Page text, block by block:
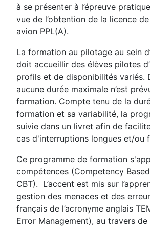
à se présenter à l’épreuve
vue de l’obtention de la licence
avion PPL(A).
La formation au pilotage au sein
doit accueillir des élèves pilotes
profils et de disponibilités variés.
aucune durée maximale n’est
formation. Compte tenu de la
formation et sa variabilité, la
suivie dans un livret afin de
cas d'interruptions longues et/ou
Ce programme de formation
compétences (Competency
CBT). L’accent est mis sur
gestion des menaces et des
français de l’acronyme anglais
Error Management), au travers